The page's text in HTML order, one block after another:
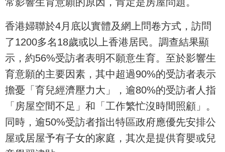
香港婦聯於4月底以實體及網上問卷方式，訪問
了1200多名18歲或以上香港居民。調查結果顯
示，約56%受訪者表明不願意生育。至於影響生
育意願的主要因素，其中超過90%的受訪者表示
擔憂「育兒經濟壓力大」，逾80%的受訪者人指
「房屋空間不足」和「工作繁忙沒時間照顧」。
同時，逾50%受訪者指出特區政府應優先安排公
屋或居屋予有子女的家庭，其次是提供育嬰或兒